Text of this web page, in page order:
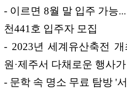
- 이르면 8월 말 입주 가능
천441호 입주자 모집
- 2023년 세계유산축전 개
원·제주서 다채로운 행사
- 문학 속 명소 무료 탐방 '